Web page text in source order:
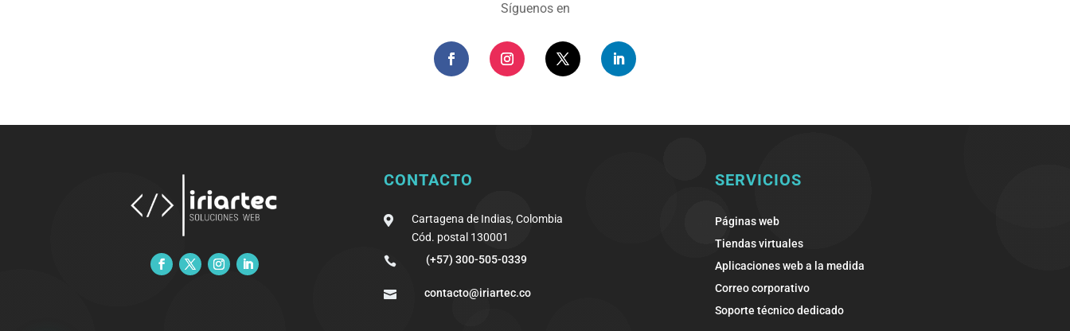
Síguenos en
CONTACTO

Cartagena de Indias, Colombia
Cód. postal 130001

(+57) 300-505-0339
 contacto@iriartec.co
SERVICIOS
Páginas web
Tiendas virtuales
Aplicaciones web a la medida
Correo corporativo
Soporte técnico dedicado